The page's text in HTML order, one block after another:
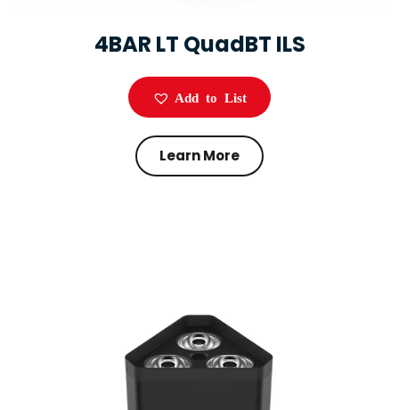
4BAR LT QuadBT ILS
Add to List
Learn More